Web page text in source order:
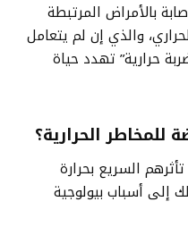
بالأمراض المرتبطة
والذي إن لم يتعامل
حرارية” تهدد حياة
للمخاطر الحرارية؟
السريع بحرارة
أسباب بيولوجية